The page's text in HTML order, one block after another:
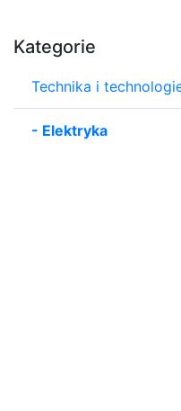
Kategorie
Technika i
- Elektryka